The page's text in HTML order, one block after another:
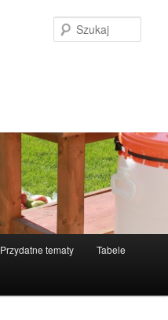
Przydatne tematy Tabele